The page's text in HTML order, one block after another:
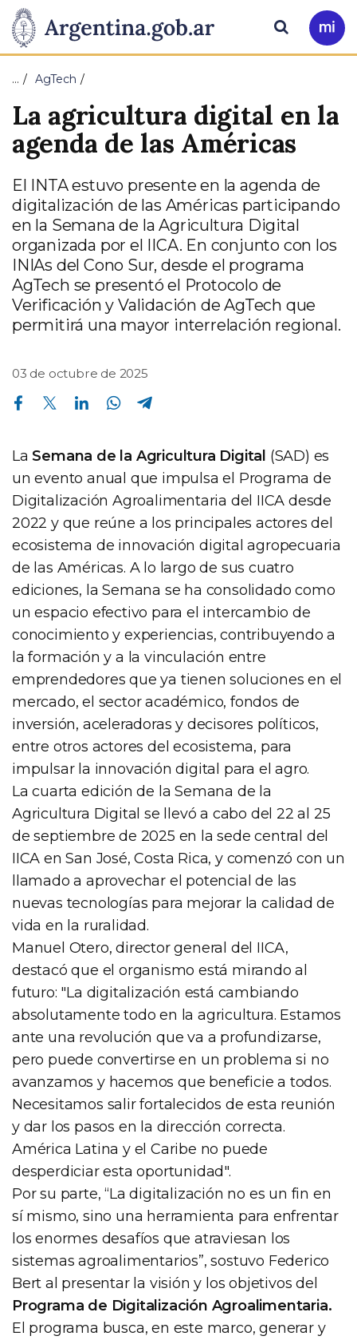
Presidencia
de
la
Nación
Pasar al contenido principal
Ir
a
Buscar
… AgTech
La agricultura digital en la
agenda de las Américas
El INTA estuvo presente en la agenda de
digitalización de las Américas participando
en la Semana de la Agricultura Digital
organizada por el IICA. En conjunto con los
INIAs del Cono Sur, desde el programa
AgTech se presentó el Protocolo de
Verificación y Validación de AgTech que
permitirá una mayor interrelación regional.
03 de octubre de 2025
Compartir en Facebook Compartir en Twitter Compartir en Linkedin Compartir en Whatsapp
LaSemana de la Agricultura Digital (SAD) es
un evento anual que impulsa el Programa de
Digitalización Agroalimentaria del IICA desde
2022 y que reúne a los principales actores del
ecosistema de innovación digital agropecuaria
de las Américas. A lo largo de sus cuatro
ediciones, la Semana se ha consolidado como
un espacio efectivo para el intercambio de
conocimiento y experiencias, contribuyendo a
la formación y a la vinculación entre
emprendedores que ya tienen soluciones en el
mercado, el sector académico, fondos de
inversión, aceleradoras y decisores políticos,
entre otros actores del ecosistema, para
impulsar la innovación digital para el agro.
La cuarta edición de la Semana de la
Agricultura Digital se llevó a cabo del 22 al 25
de septiembre de 2025 en la sede central del
IICA en San José, Costa Rica, y comenzó con un
llamado a aprovechar el potencial de las
nuevas tecnologías para mejorar la calidad de
vida en la ruralidad.
Manuel Otero, director general del IICA,
destacó que el organismo está mirando al
futuro: "La digitalización está cambiando
absolutamente todo en la agricultura. Estamos
ante una revolución que va a profundizarse,
pero puede convertirse en un problema si no
avanzamos y hacemos que beneficie a todos.
Necesitamos salir fortalecidos de esta reunión
y dar los pasos en la dirección correcta.
América Latina y el Caribe no puede
desperdiciar esta oportunidad".
Por su parte, “La digitalización no es un fin en
sí mismo, sino una herramienta para enfrentar
los enormes desafíos que atraviesan los
sistemas agroalimentarios”, sostuvo Federico
Bert al presentar la visión y los objetivos del
Programa de Digitalización Agroalimentaria.
El programa busca, en este marco, generar y